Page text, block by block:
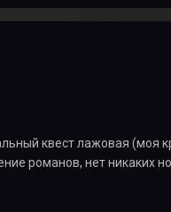
квест лажовая
романов, нет никаких